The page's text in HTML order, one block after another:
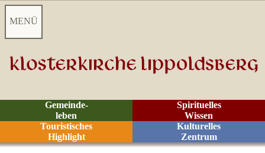
MENÜ
Startseite
Videoarchiv
Kontakt
Spirituelles
Wissen
Gemeinde-
leben
Kulturelles
Zentrum
Touristisches
Highlight